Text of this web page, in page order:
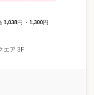
1,038円 ~ 1,300円
エア 3F